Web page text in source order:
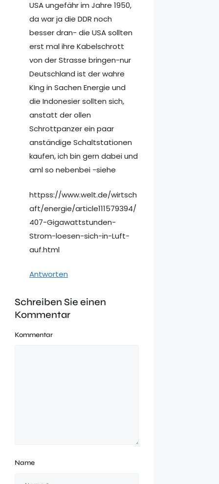
USA ungefähr im Jahre 1950,
da war ja die DDR noch
besser dran- die USA sollten
erst mal ihre Kabelschrott
von der Strasse bringen-nur
Deutschland ist der wahre
KIng in Sachen Energie und
die Indonesier sollten sich,
anstatt der ollen
Schrottpanzer ein paar
anständige Schaltstationen
kaufen, ich bin gern dabei und
aml so nebenbei -siehe
httpss://www.welt.de/wirtsch
aft/energie/article111579394/
407-Gigawattstunden-
Strom-loesen-sich-in-Luft-
auf.html
Antworten
Schreiben Sie einen
Kommentar
Kommentar
Name